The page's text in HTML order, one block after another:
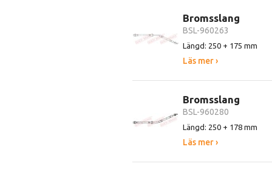
Bromsslang
BSL-960263
Längd: 250 + 175 mm
Läs mer ›
Bromsslang
BSL-960280
Längd: 250 + 178 mm
Läs mer ›